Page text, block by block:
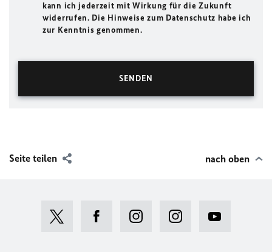
kann ich jederzeit mit Wirkung für die Zukunft
widerrufen. Die Hinweise zum Datenschutz habe ich
zur Kenntnis genommen.
Seite teilen nach oben